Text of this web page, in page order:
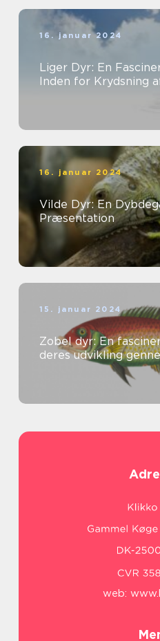
16. januar 2024
Liger Dyr: En
Inden for Krydsning
16. januar 2024
Vilde Dyr: En
Præsentation
15. januar 2024
Zobel dyr: En
deres udvikling
web: